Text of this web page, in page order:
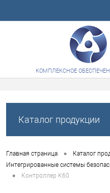
КОМПЛЕКСНОЕ
Каталог продукции
Главная страница • Каталог
Интегрированные системы
• Контроллер К60